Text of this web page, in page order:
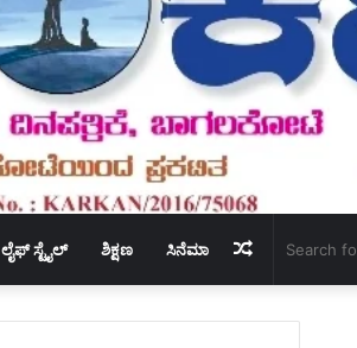
ಲೈಫ್ ಸ್ಟೈಲ್ ಶಿಕ್ಷಣ ಸಿನೆಮಾ Random
Article